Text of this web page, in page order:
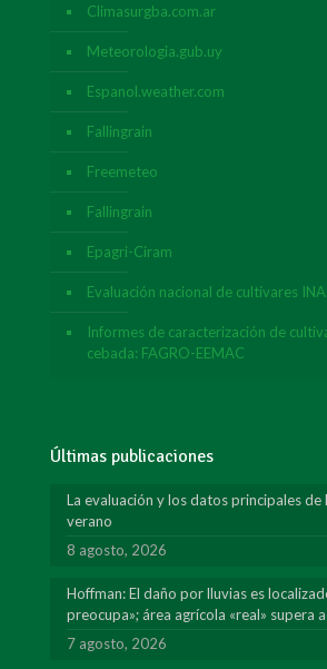
Climasurgba.com.ar
Meteorologia.gub.uy
Espanol.weather.com
Fallingrain
Freemeteo
Fallingrain
Epagri-Ciram
Evaluación nacional de cultivares
Informes de caracterización de
cebada: FAGRO-EEMAC
Últimas publicaciones
La evaluación y los datos principales de
verano
8 agosto, 2026
Hoffman: El daño por lluvias es
preocupa»; área agrícola «real» supera
7 agosto, 2026